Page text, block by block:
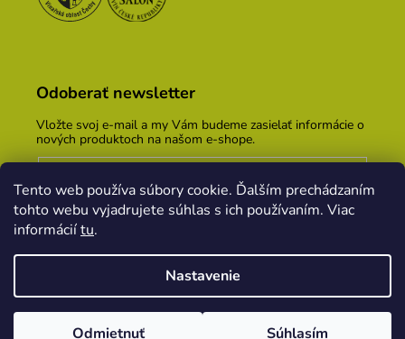
Tento web používa súbory cookie. Ďalším prechádzaním
tohto webu vyjadrujete súhlas s ich používaním. Viac
informáciítu.
Nastavenie
Odmietnuť Súhlasím
Odoberať newsletter
Vložte svoj e-mail a my Vám budeme zasielať informácie o
nových produktoch na našom e-shope.
Vložením e-mailu súhlasíte s podmienkami ochrany
osobných údajov
PRIHLÁSIŤ SA
Vytvoril Shoptet
PekneWeby